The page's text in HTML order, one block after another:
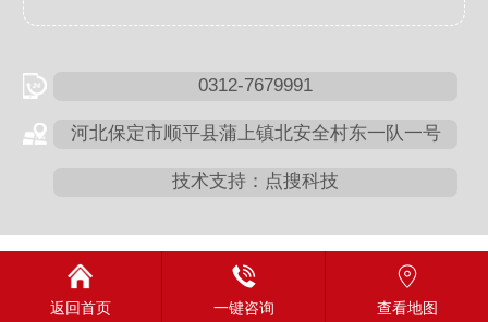
0312-7679991
河北保定市顺平县蒲上镇北安全村东一队一号
技术支持：点搜科技
返回首页 一键咨询 查看地图